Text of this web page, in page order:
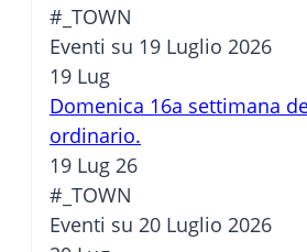
#_TOWN
Eventi su 19 Luglio 2026
19 Lug
Domenica 16a settimana
ordinario.
19 Lug 26
#_TOWN
Eventi su 20 Luglio 2026